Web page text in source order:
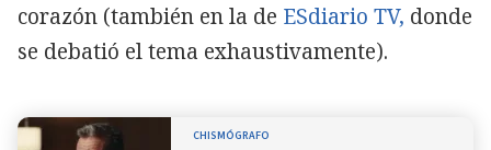
corazón (también en la de ESdiario TV, donde
se debatió el tema exhaustivamente).
CHISMÓGRAFO